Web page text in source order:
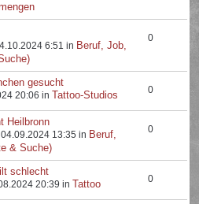
6:51 in Beruf, Job,
0
gesucht
20:06 in Tattoo-Studios 0
Heilbronn
13:35 in Beruf,
& Suche)
0
schlecht
20:39 in Tattoo 0